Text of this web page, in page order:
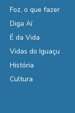
Foz, o que fazer
Diga Aí
É da Vida
Vidas do Iguaçu
História
Cultura